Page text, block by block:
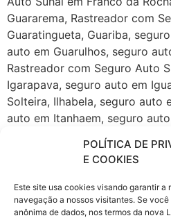
POLÍTICA DE
E COOKIES
Este site usa cookies visando garantir a
navegação a nossos visitantes. Se
anônima de dados, nos termos da nova